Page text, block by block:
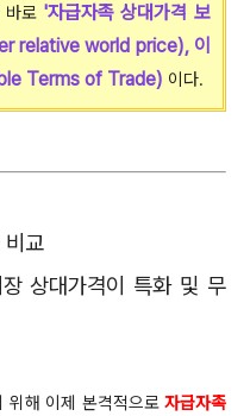
로 '자급자족 상대가격 보
relative world price), 이
Terms of Trade) 이다.
비교
상대가격이 특화 및 무
위해 이제 본격적으로 자급자족